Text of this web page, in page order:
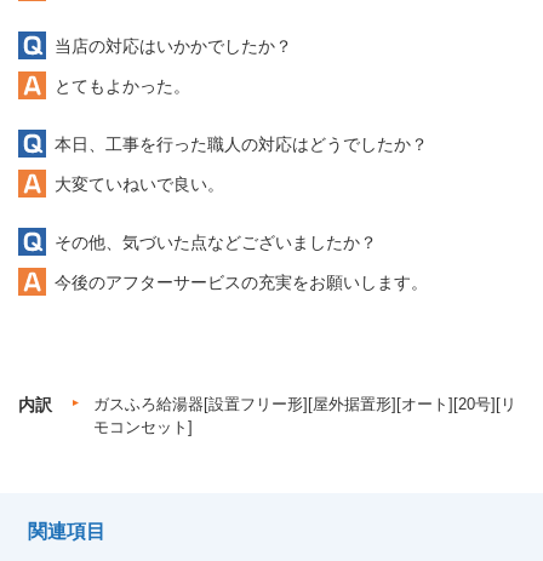
当店の対応はいかかでしたか？
とてもよかった。
本日、工事を行った職人の対応はどうでしたか？
大変ていねいで良い。
その他、気づいた点などございましたか？
今後のアフターサービスの充実をお願いします。
内訳
ガスふろ給湯器[設置フリー形][屋外据置形][オート][20号][リ
モコンセット]
関連項目